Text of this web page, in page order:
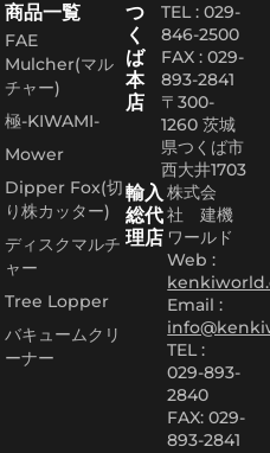
商品一覧
FAE
Mulcher(マル
チャー)
極-KIWAMI-
Mower
Dipper Fox(切
り株カッター)
ディスクマルチ
ャー
Tree Lopper
バキュームクリ
ーナー
つ
く
ば
本
店
TEL : 029-
846-2500
FAX : 029-
893-2841
〒300-
1260 茨城
県つくば市
西大井1703
輸入
総代
理店
株式会
社 建機
ワールド
Web :
Email :
TEL :
029-893-
2840
FAX: 029-
893-2841